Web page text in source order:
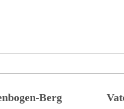
Berg